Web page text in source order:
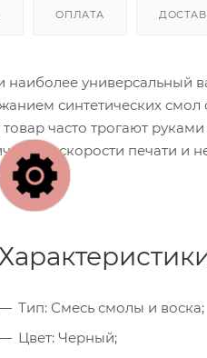
ОПЛАТА
универсальный
синтетических
часто трогают
скорости печати и
Тип: Смесь смолы и воска;
Цвет: Черный;